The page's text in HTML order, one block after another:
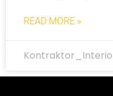
READ MORE »